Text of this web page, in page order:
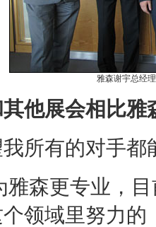
雅森谢宇总经
展会相比雅
有的对手都
更专业，目
领域里努力的